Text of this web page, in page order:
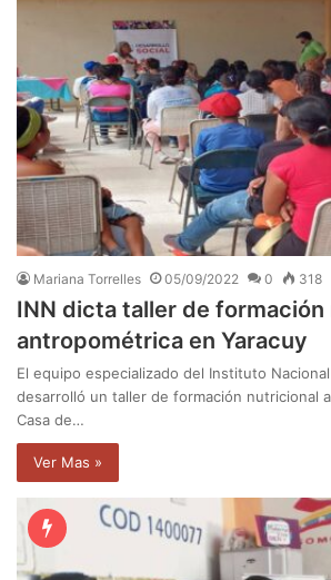
Mariana Torrelles 05/09/2022 0 318
INN dicta taller de
antropométrica en Yaracuy
El equipo especializado del Instituto
desarrolló un taller de formación nutricional
Casa de…
Ver Mas »